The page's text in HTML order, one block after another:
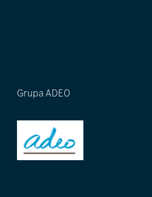
Grupa ADEO